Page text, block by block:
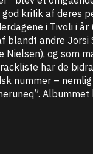
kritik af deres
i Tivoli i år
blandt andre Jorsi
Nielsen), og som
har de
nummer –